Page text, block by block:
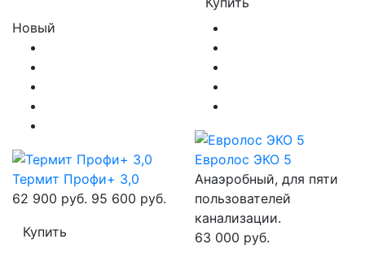
Новый
Термит Профи+ 3,0
62 900 руб. 95 600 руб.
Купить
Евролос ЭКО 5
Анаэробный, для пяти
пользователей
канализации.
63 000 руб.